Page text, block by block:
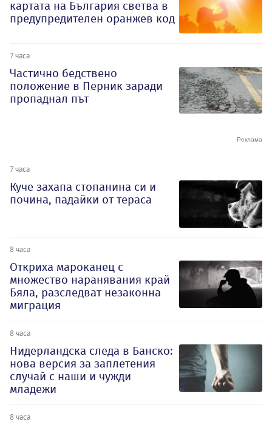
картата на България светва в
предупредителен оранжев код
7 часа
Частично бедствено
положение в Перник заради
пропаднал път
7 часа
Куче захапа стопанина си и
почина, падайки от тераса
8 часа
Откриха мароканец с
множество наранявания край
Бяла, разследват незаконна
миграция
8 часа
Нидерландска следа в Банско:
нова версия за заплетения
случай с наши и чужди
младежи
8 часа